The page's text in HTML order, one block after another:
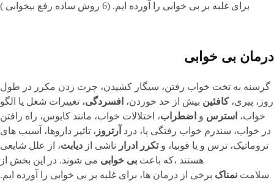
برای غلبه بر بی خوابی را آورده ایم. (6 روش ساده رفع بیخوابی )
درمان بی خوابی
گرسنه به تخت خواب رفتن، سیگار کشیدن، چرت زدن مکرر در طول
روز، پیری،کافئین بیش از حد خوردن، افسردگی، تغییرات شغل یا الگو
خواب، استرس و اضطراب، اختلالات خواب، مانند کابوس، راه رافتن
در خواب، سندرم خواب رفتگی پا، درد آرتروز ، تاثیر داروها، آسیب های
تروماتیک، ترس و یا فوبیا، وتکرر ادرار ناشی از دیابت، از علل شایعی
هستند ،که باعث بی خوابی می شوند. در این بخش از
سلامت نمناک برخی از درمان ها، برای غلبه بر بی خوابی را آورده ایم.